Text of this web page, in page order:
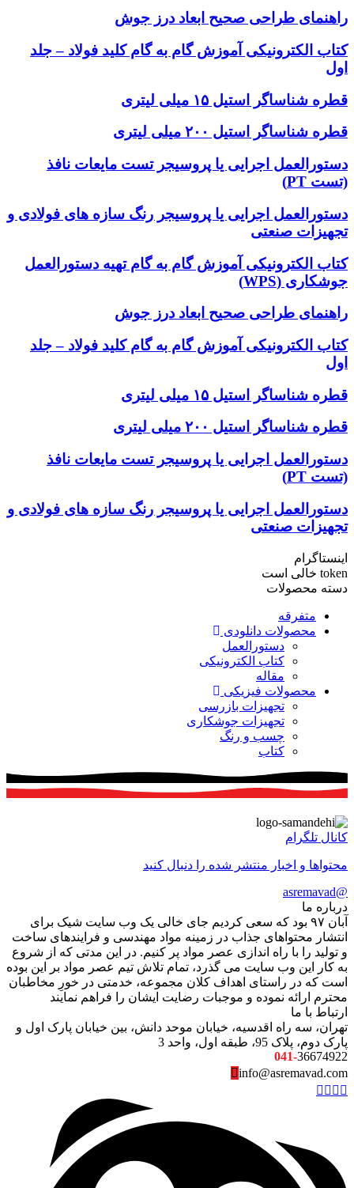
راهنمای طراحی صحیح ابعاد درز جوش
کتاب الکترونیکی آموزش گام به گام کلید فولاد – جلد
اول
قطره شناساگر استیل ۱۵ میلی لیتری
قطره شناساگر استیل ۲۰۰ میلی لیتری
دستورالعمل اجرایی یا پروسیجر تست مایعات نافذ
(تست PT)
دستورالعمل اجرایی یا پروسیجر رنگ سازه های فولادی و
تجهیزات صنعتی
کتاب الکترونیکی آموزش گام به گام تهیه دستورالعمل
جوشکاری (WPS)
راهنمای طراحی صحیح ابعاد درز جوش
کتاب الکترونیکی آموزش گام به گام کلید فولاد – جلد
اول
قطره شناساگر استیل ۱۵ میلی لیتری
قطره شناساگر استیل ۲۰۰ میلی لیتری
دستورالعمل اجرایی یا پروسیجر تست مایعات نافذ
(تست PT)
دستورالعمل اجرایی یا پروسیجر رنگ سازه های فولادی و
تجهیزات صنعتی
اینستاگرام
token خالی است
دسته محصولات
متفرقه
محصولات دانلودی
دستورالعمل
کتاب الکترونیکی
مقاله
محصولات فیزیکی
تجهیزات بازرسی
تجهیزات جوشکاری
چسب و رنگ
کتاب
کانال تلگرام
محتواها و اخبار منتشر شده را دنبال کنید
@asremavad
درباره ما
آبان ۹۷ بود که سعی کردیم جای خالی یک وب سایت شیک برای
انتشار محتواهای جذاب در زمینه مواد مهندسی و فرایندهای ساخت
و تولید را با راه اندازی عصر مواد پر کنیم. در این مدتی که از شروع
به کار این وب سایت می گذرد، تمام تلاش تیم عصر مواد بر این بوده
است که در راستای اهداف کلان مجموعه، خدمتی در خورِ مخاطبان
محترم ارائه نموده و موجبات رضایت ایشان را فراهم نمایند
ارتباط با ما
تهران، سه راه اقدسیه، خیابان موحد دانش، بین خیابان پارک اول و
پارک دوم، پلاک 95، طبقه اول، واحد 3
041-36674922
info@asremavad.com